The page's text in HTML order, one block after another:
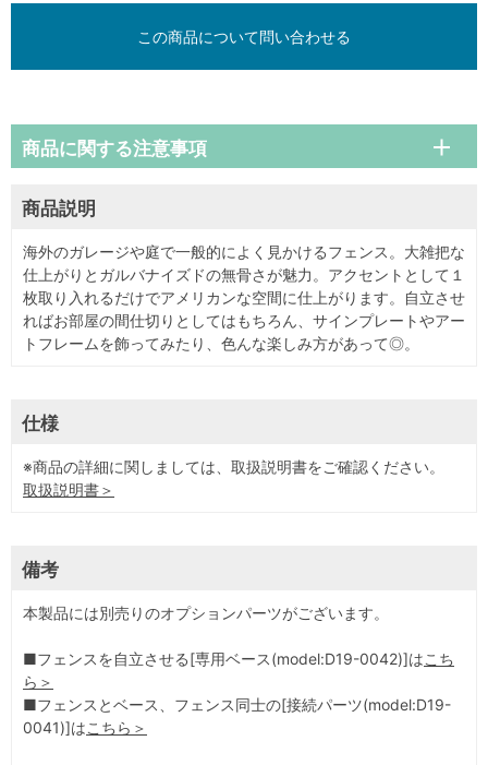
この商品について問い合わせる
商品説明
海外のガレージや庭で一般的によく見かけるフェンス。大雑把な
仕上がりとガルバナイズドの無骨さが魅力。アクセントとして１
枚取り入れるだけでアメリカンな空間に仕上がります。自立させ
ればお部屋の間仕切りとしてはもちろん、サインプレートやアー
トフレームを飾ってみたり、色んな楽しみ方があって◎。
商品に関する注意事項
仕様
※商品の詳細に関しましては、取扱説明書をご確認ください。
取扱説明書＞
備考
本製品には別売りのオプションパーツがございます。
■フェンスを自立させる[専用ベース(model:D19-0042)]はこち
ら＞
■フェンスとベース、フェンス同士の[接続パーツ(model:D19-
0041)]はこちら＞